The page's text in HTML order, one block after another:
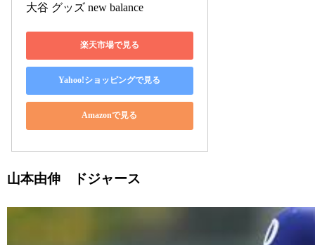
大谷 グッズ new balance
楽天市場で見る
Yahoo!ショッピングで見る
Amazonで見る
山本由伸 ドジャース